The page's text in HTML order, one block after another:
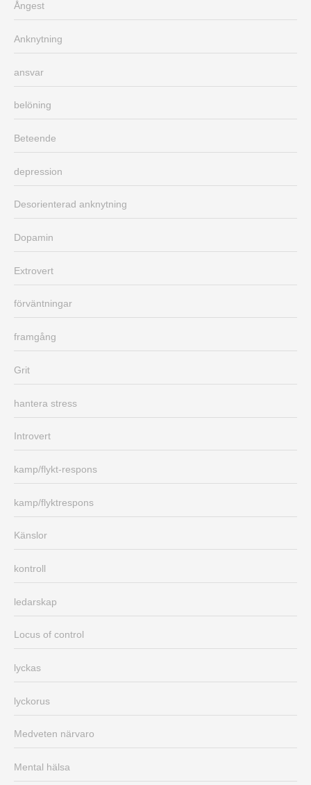
Ångest
Anknytning
ansvar
belöning
Beteende
depression
Desorienterad anknytning
Dopamin
Extrovert
förväntningar
framgång
Grit
hantera stress
Introvert
kamp/flykt-respons
kamp/flyktrespons
Känslor
kontroll
ledarskap
Locus of control
lyckas
lyckorus
Medveten närvaro
Mental hälsa